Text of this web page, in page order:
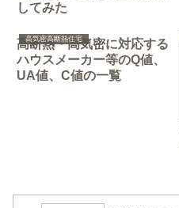
してみた
高気密高断熱住宅
高断熱・高気密に対応する
ハウスメーカー等のQ値、
UA値、C値の一覧